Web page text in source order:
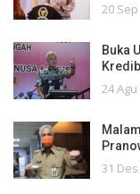
20
Buka
24 Agu
31